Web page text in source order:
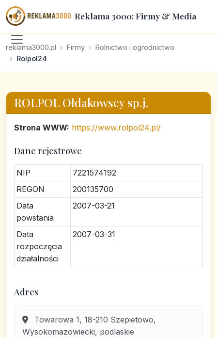
Reklama 3000: Firmy & Media
reklama3000.pl Firmy
Rolnictwo i ogrodnictwo
Rolpol24
ROLPOL Ołdakowscy sp.j.
Strona WWW: https://www.rolpol24.pl/
Dane rejestrowe
NIP
7221574192
REGON
200135700
Data
powstania
2007-03-21
Data
rozpoczęcia
działalności
2007-03-31
Adres
Towarowa 1, 18-210 Szepietowo,
Wysokomazowiecki, podlaskie